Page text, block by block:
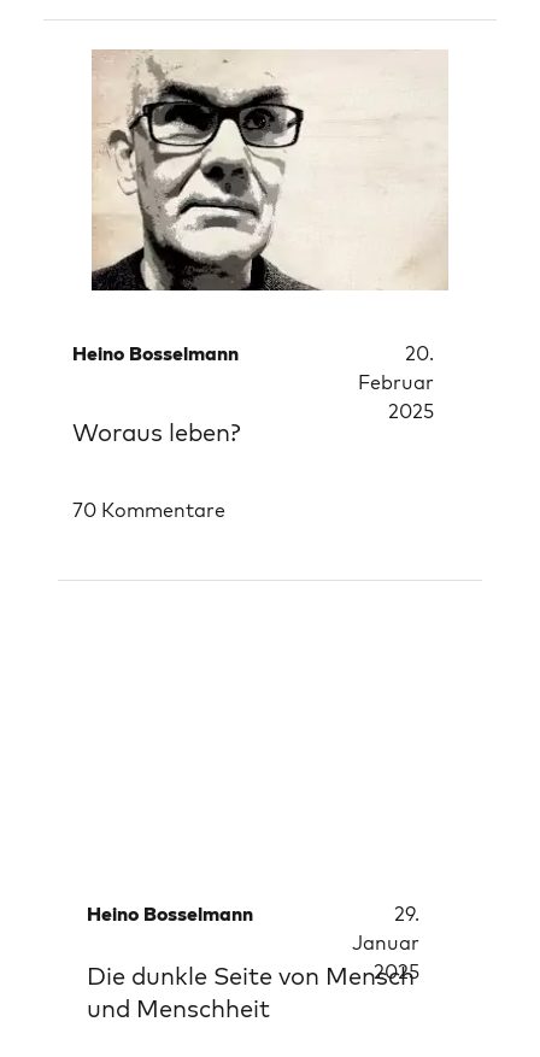
Heino Bosselmann
20.
Februar
2025
Woraus leben?
70 Kommentare
Heino Bosselmann
29.
Januar
2025
Die dunkle Seite von Mensch
und Menschheit